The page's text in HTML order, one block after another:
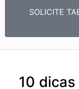
SOLICITE
10